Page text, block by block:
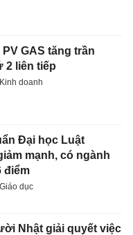
GAS tăng trần
2 liên tiếp
Kinh doanh
Đại học Luật
mạnh, có ngành
điểm
Giáo dục
Nhật giải quyết việc